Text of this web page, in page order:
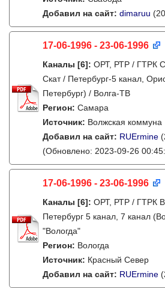
Добавил на сайт: dimaruu
17-06-1996 - 23-06-1996
Каналы [6]: ОРТ, РТР / ГТРК
Скат / Петербург-5 канал,
Петербург) / Волга-ТВ
Регион: Самара
Источник: Волжская коммуна
Добавил на сайт: RUErmine
(Обновлено: 2023-09-26
17-06-1996 - 23-06-1996
Каналы [6]: ОРТ, РТР / ГТРК
Петербург 5 канал, 7 канал
"Вологда"
Регион: Вологда
Источник: Красный Север
Добавил на сайт: RUErmine